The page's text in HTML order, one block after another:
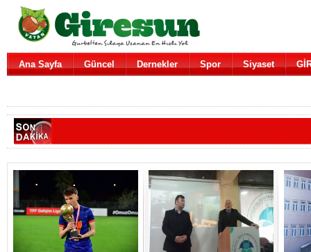
Ana Sayfa Güncel Dernekler Spor Siyaset